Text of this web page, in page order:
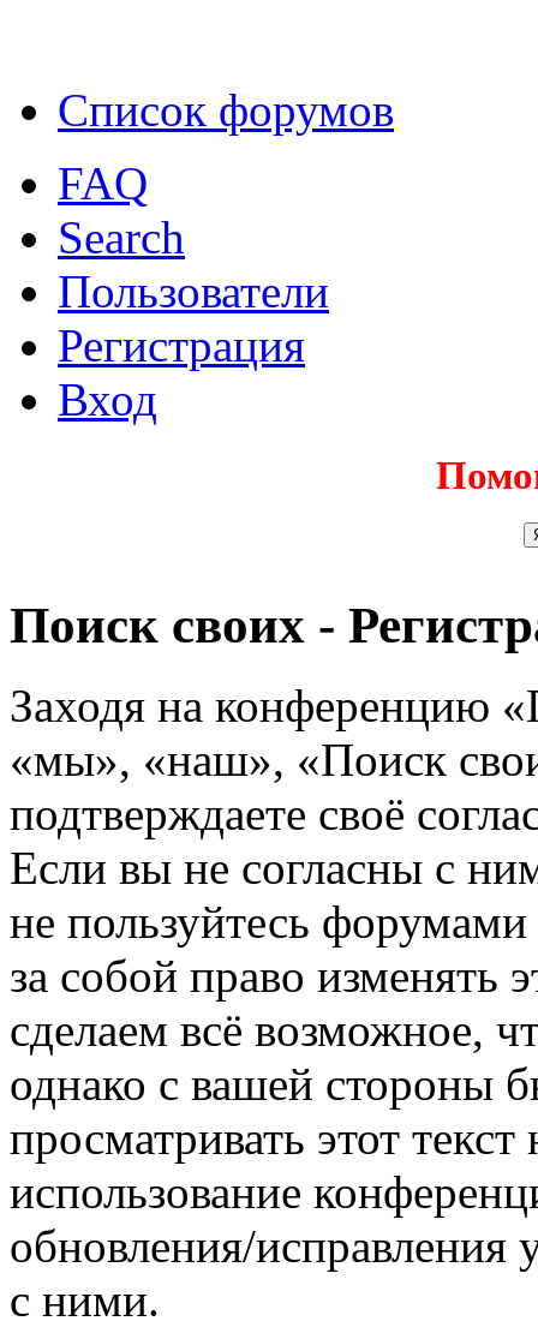
Список форумов
FAQ
Search
Пользователи
Регистрация
Вход
Поиск своих -
Заходя на конференцию
«мы», «наш», «Поиск
подтверждаете своё
Если вы не согласны с
не пользуйтесь
за собой право изменять
сделаем всё возможное,
однако с вашей стороны
просматривать этот
использование
обновления/исправления
с ними.